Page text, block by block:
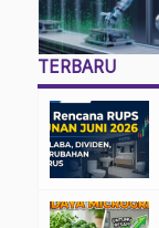
TERBARU